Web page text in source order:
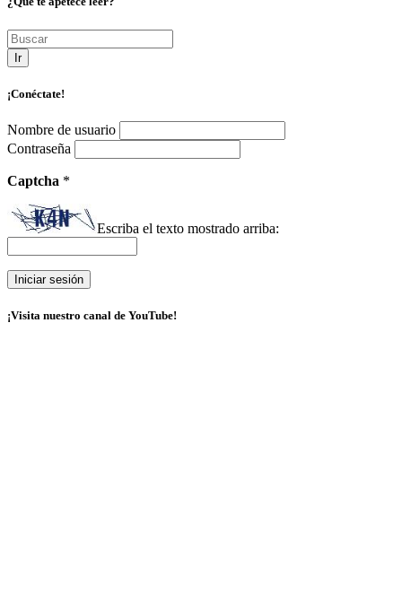
Ir
¡Conéctate!
Nombre de usuario
Contraseña
Captcha *
Escriba el texto mostrado arriba:
¡Visita nuestro canal de YouTube!